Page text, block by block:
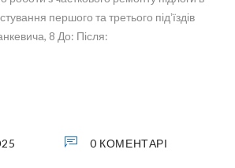
першого та третього підʼїздів
8 До: Після:
0 КОМЕНТАРІ